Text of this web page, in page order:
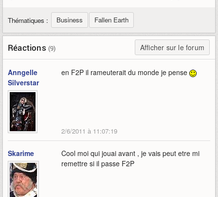
Thématiques : Business Fallen Earth
Réactions (9) Afficher sur le forum
Anngelle
Silverstar
en F2P il rameuterait du monde je pense
2/6/2011 à 11:07:19
Skarime
Cool moi qui jouai avant , je vais peut etre mi
remettre si il passe F2P